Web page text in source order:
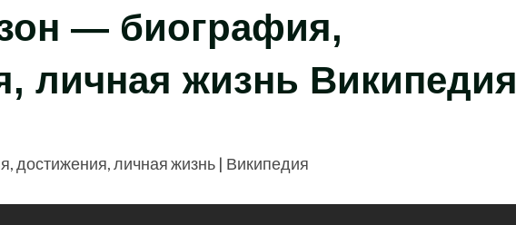
— биография,
личная жизнь Википедия